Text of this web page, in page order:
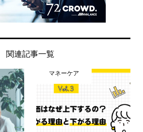
関連記事一覧
マネーケア